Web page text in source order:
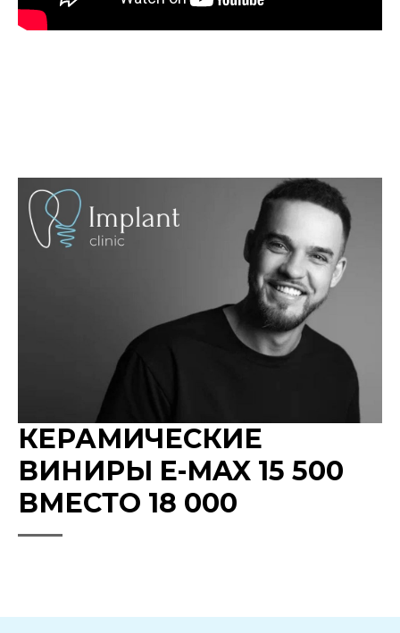
КЕРАМИЧЕСКИЕ
ВИНИРЫ E-MAX 15 500
ВМЕСТО 18 000